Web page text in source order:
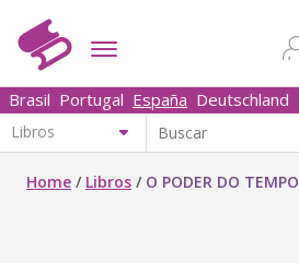
Brasil Portugal España Deutschland
Home / Libros / O PODER DO TEMPO